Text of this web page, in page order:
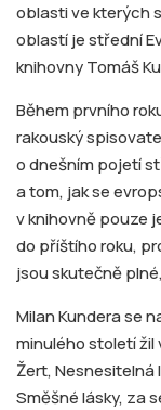
oblasti ve kterých
oblastí je střední
knihovny Tomáš
Během prvního
rakouský
o dnešním pojetí
a tom, jak se
v knihovně pouze
do příštího roku,
jsou skutečně
Milan Kundera se
minulého století žil
Žert,
Směšné lásky, za